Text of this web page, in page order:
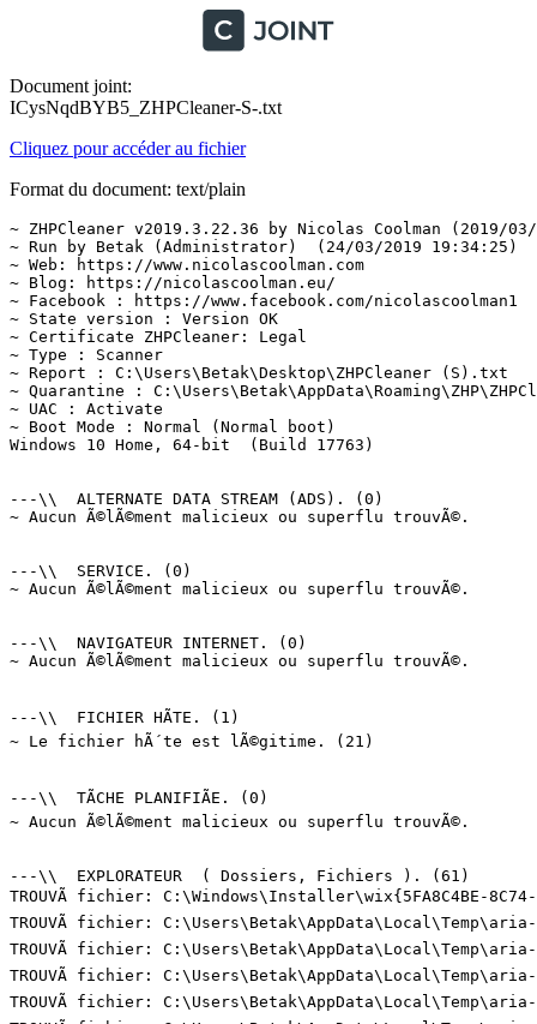
Document joint:
ICysNqdBYB5_ZHPCleaner-S-.txt
Cliquez pour accéder au fichier
Format du document: text/plain
~ ZHPCleaner v2019.3.22.36 by Nicolas Coolman (2019/
~ Run by Betak (Administrator)  (24/03/2019 19:34:25)
~ Web: https://www.nicolascoolman.com
~ Blog: https://nicolascoolman.eu/
~ Facebook : https://www.facebook.com/nicolascoolman1
~ State version : Version OK
~ Certificate ZHPCleaner: Legal
~ Type : Scanner
~ Report : C:\Users\Betak\Desktop\ZHPCleaner (S).txt
~ Quarantine :
~ UAC : Activate
~ Boot Mode : Normal (Normal boot)
Windows 10 Home, 64-bit  (Build 17763)
---\\  ALTERNATE DATA STREAM (ADS). (0)
~ Aucun Ã©lÃ©ment malicieux ou superflu trouvÃ©.
---\\  SERVICE. (0)
~ Aucun Ã©lÃ©ment malicieux ou superflu trouvÃ©.
---\\  NAVIGATEUR INTERNET. (0)
~ Aucun Ã©lÃ©ment malicieux ou superflu trouvÃ©.
---\\  FICHIER HÃTE. (1)
~ Le fichier hÃ´te est lÃ©gitime. (21)
---\\  TÃCHE PLANIFIÃE. (0)
~ Aucun Ã©lÃ©ment malicieux ou superflu trouvÃ©.
---\\  EXPLORATEUR  ( Dossiers, Fichiers ). (61)
TROUVÃ fichier: C:\Windows\Installer\wix{5FA8C4BE-
TROUVÃ fichier:
TROUVÃ fichier:
TROUVÃ fichier:
TROUVÃ fichier: